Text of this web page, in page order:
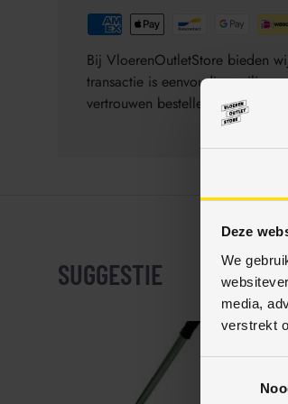
Deze
We
media,
verstrekt
Bij VloerenOutletStore bieden
transactie is eenvoudig, veilig
vertrouwen bestellen.
SUGGESTIE